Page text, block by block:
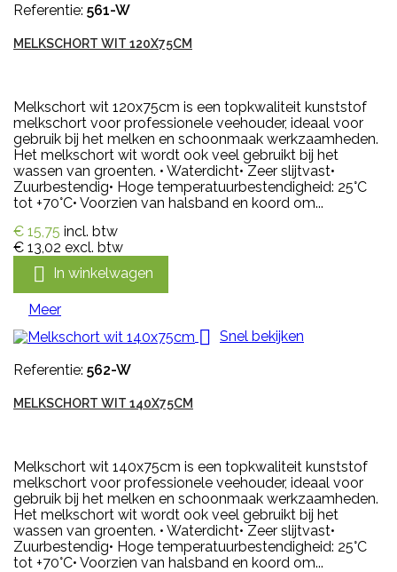
Referentie: 561-W
MELKSCHORT WIT 120X75CM
Melkschort wit 120x75cm is een topkwaliteit kunststof
melkschort voor professionele veehouder, ideaal voor
gebruik bij het melken en schoonmaak werkzaamheden.
Het melkschort wit wordt ook veel gebruikt bij het
wassen van groenten. • Waterdicht• Zeer slijtvast•
Zuurbestendig• Hoge temperatuurbestendigheid: 25°C
tot +70°C• Voorzien van halsband en koord om...
€ 15,75 incl. btw
€ 13,02 excl. btw
 In winkelwagen
Meer
 Snel bekijken
Referentie: 562-W
MELKSCHORT WIT 140X75CM
Melkschort wit 140x75cm is een topkwaliteit kunststof
melkschort voor professionele veehouder, ideaal voor
gebruik bij het melken en schoonmaak werkzaamheden.
Het melkschort wit wordt ook veel gebruikt bij het
wassen van groenten. • Waterdicht• Zeer slijtvast•
Zuurbestendig• Hoge temperatuurbestendigheid: 25°C
tot +70°C• Voorzien van halsband en koord om...